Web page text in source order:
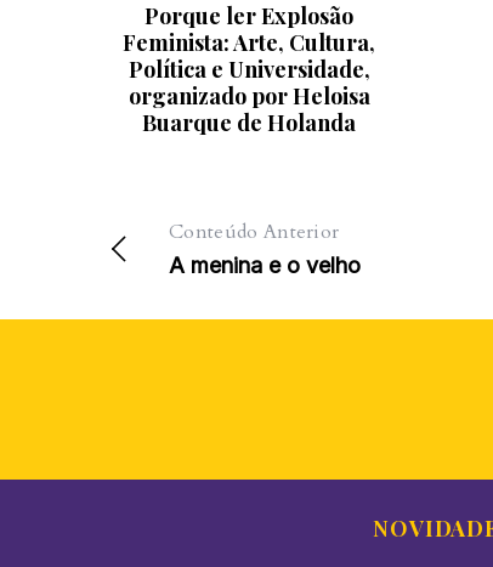
Porque ler Explosão
Feminista: Arte, Cultura,
Política e Universidade,
organizado por Heloisa
Buarque de Holanda
Conteúdo Anterior
A menina e o velho